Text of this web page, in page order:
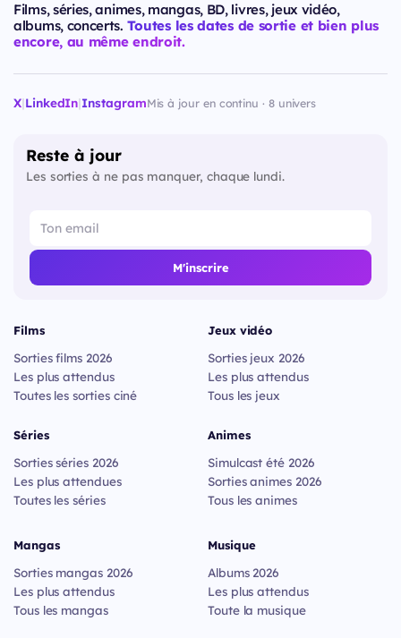
Films, séries, animes, mangas, BD, livres, jeux vidéo,
albums, concerts. Toutes les dates de sortie et bien plus
encore, au même endroit.
X|LinkedIn|InstagramMis à jour en continu · 8 univers
Reste à jour
Les sorties à ne pas manquer, chaque lundi.
M'inscrire
Films
Sorties films 2026
Les plus attendus
Toutes les sorties ciné
Séries
Sorties séries 2026
Les plus attendues
Toutes les séries
Jeux vidéo
Sorties jeux 2026
Les plus attendus
Tous les jeux
Animes
Simulcast été 2026
Sorties animes 2026
Tous les animes
Mangas
Sorties mangas 2026
Les plus attendus
Tous les mangas
Musique
Albums 2026
Les plus attendus
Toute la musique